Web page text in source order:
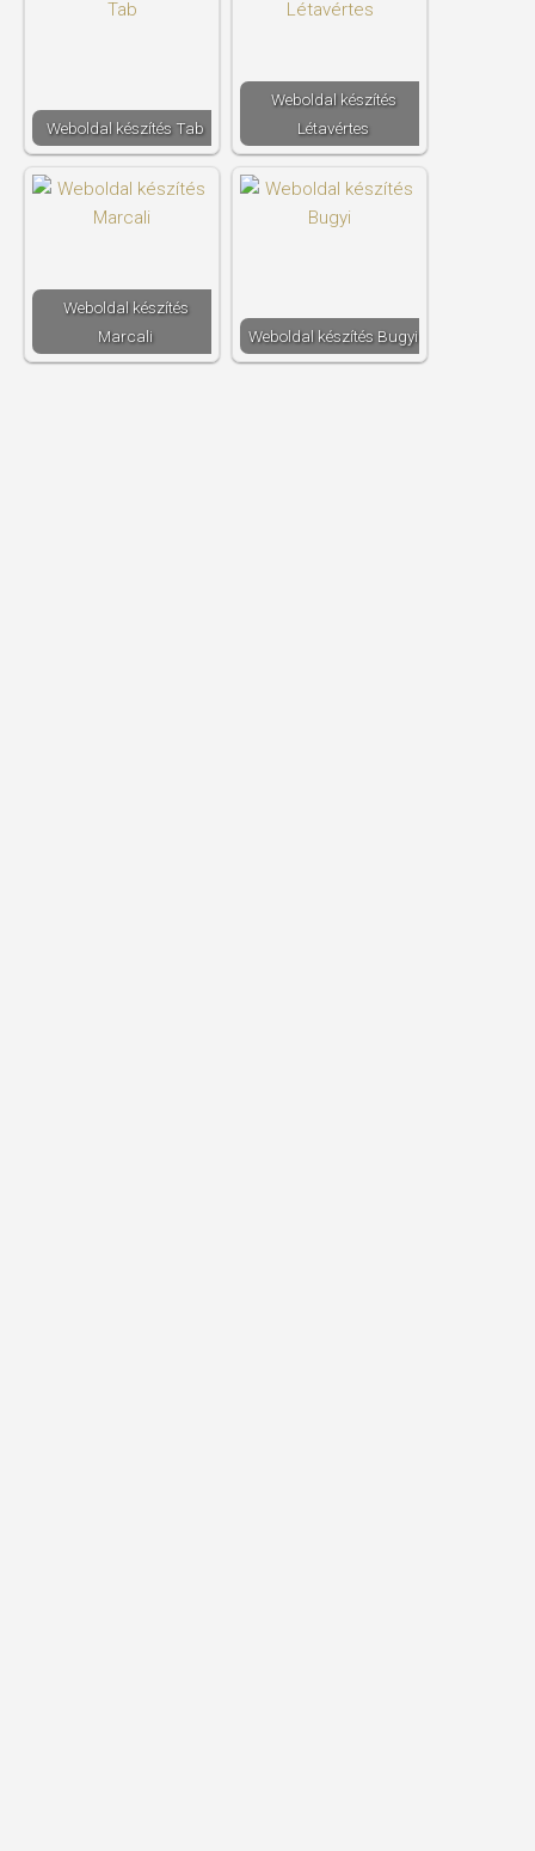
Weboldal készítés​ Tab
Weboldal készítés​
Létavértes
Weboldal készítés​
Marcali
Weboldal készítés​ Bugyi